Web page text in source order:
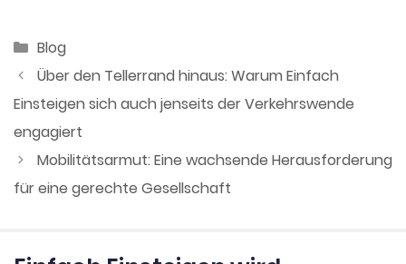
Kategorien
Blog
Über den Tellerrand hinaus: Warum Einfach
Einsteigen sich auch jenseits der Verkehrswende
engagiert
Mobilitätsarmut: Eine wachsende Herausforderung
für eine gerechte Gesellschaft